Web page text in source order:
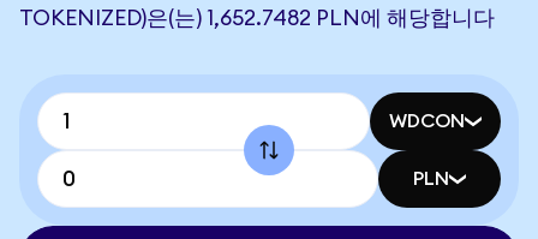
TOKENIZED)은(는) 1,652.7482 PLN에 해당합니다
WDCON
PLN